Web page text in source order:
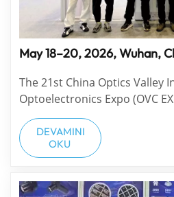
May 18–20, 2026, Wuhan,
The 21st China Optics Valley
Optoelectronics Expo (OVC
place at China Optics Valley
Center in Wuhan from May 18
showcased its core precision
exhibition...
DEVAMINI
OKU